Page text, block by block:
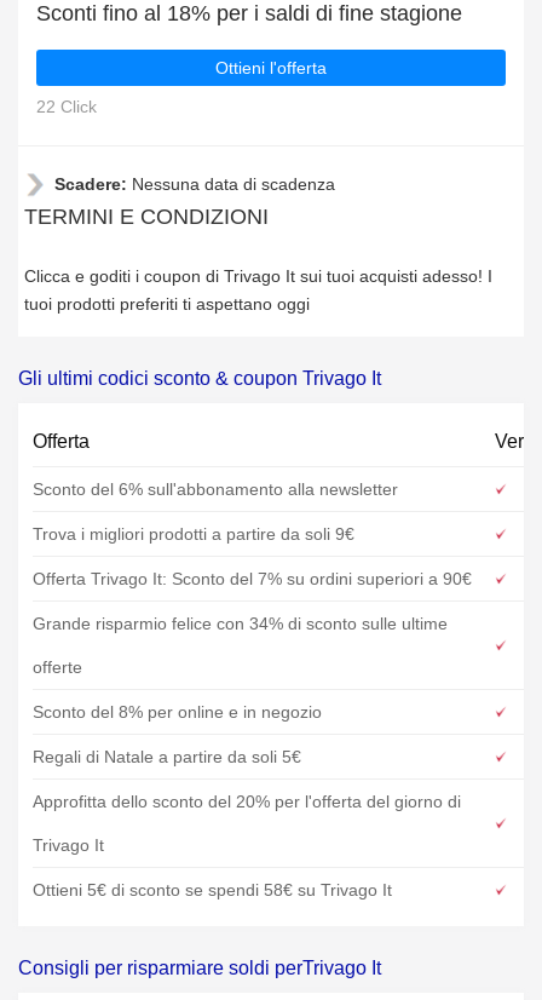
Sconti fino al 18% per i saldi di fine stagione
Ottieni l'offerta
22 Click
Scadere: Nessuna data di scadenza
TERMINI E CONDIZIONI
Clicca e goditi i coupon di Trivago It sui tuoi acquisti adesso! I
tuoi prodotti preferiti ti aspettano oggi
Gli ultimi codici sconto & coupon Trivago It
Offerta
Sconto del 6% sull'abbonamento alla newsletter
Trova i migliori prodotti a partire da soli 9€
Offerta Trivago It: Sconto del 7% su ordini superiori a 90€
Grande risparmio felice con 34% di sconto sulle ultime
offerte
Sconto del 8% per online e in negozio
Regali di Natale a partire da soli 5€
Approfitta dello sconto del 20% per l'offerta del giorno di
Trivago It
Ottieni 5€ di sconto se spendi 58€ su Trivago It
Consigli per risparmiare soldi perTrivago It